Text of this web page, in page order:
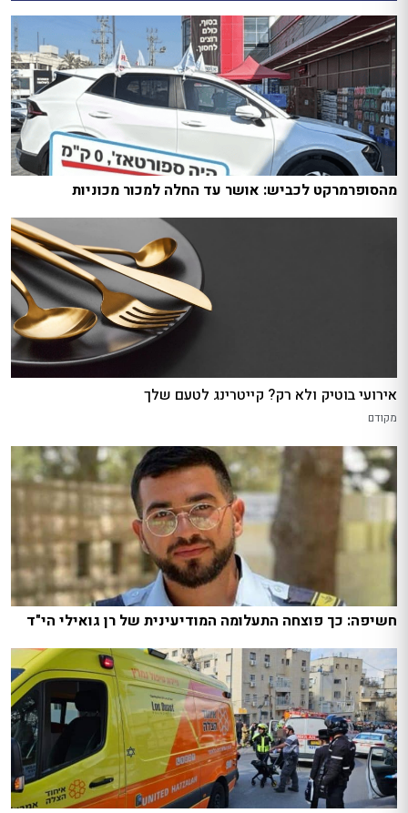
מהסופרמרקט לכביש: אושר עד החלה למכור מכוניות
אירועי בוטיק ולא רק? קייטרינג לטעם שלך
מקודם
חשיפה: כך פוצחה התעלומה המודיעינית של רן גואילי הי"ד